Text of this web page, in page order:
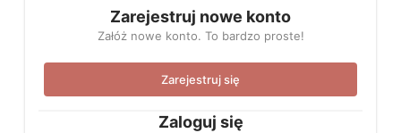
Zarejestruj nowe konto
Załóż nowe konto. To bardzo proste!
Zarejestruj się
Zaloguj się